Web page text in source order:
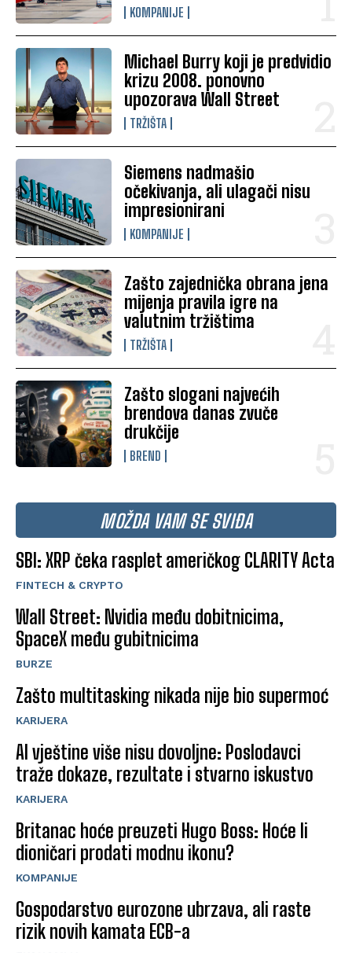
KOMPANIJE
Michael Burry koji je predvidio
krizu 2008. ponovno
upozorava Wall Street
TRŽIŠTA
Siemens nadmašio
očekivanja, ali ulagači nisu
impresionirani
KOMPANIJE
Zašto zajednička obrana jena
mijenja pravila igre na
valutnim tržištima
TRŽIŠTA
Zašto slogani najvećih
brendova danas zvuče
drukčije
BREND
MOŽDA VAM SE SVIĐA
SBI: XRP čeka rasplet američkog CLARITY Acta
FINTECH & CRYPTO
Wall Street: Nvidia među dobitnicima,
SpaceX među gubitnicima
BURZE
Zašto multitasking nikada nije bio supermoć
KARIJERA
AI vještine više nisu dovoljne: Poslodavci
traže dokaze, rezultate i stvarno iskustvo
KARIJERA
Britanac hoće preuzeti Hugo Boss: Hoće li
dioničari prodati modnu ikonu?
KOMPANIJE
Gospodarstvo eurozone ubrzava, ali raste
rizik novih kamata ECB-a